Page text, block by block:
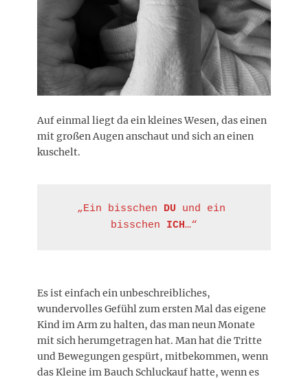
Auf einmal liegt da ein kleines Wesen, das einen
mit großen Augen anschaut und sich an einen
kuschelt.
„Ein bisschen DU und ein
bisschen ICH
Es ist einfach ein unbeschreibliches,
wundervolles Gefühl zum ersten Mal das eigene
Kind im Arm zu halten, das man neun Monate
mit sich herumgetragen hat. Man hat die Tritte
und Bewegungen gespürt, mitbekommen, wenn
das Kleine im Bauch Schluckauf hatte, wenn es